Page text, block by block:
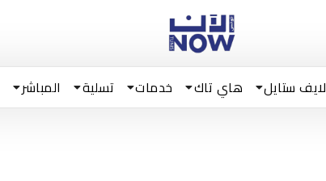
لايف ستايل هاي تاك خدمات تسلية المباشر